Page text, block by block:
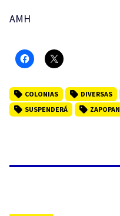
AMH
COLONIAS DIVERSAS
SUSPENDERÁ
ZAPOPAN